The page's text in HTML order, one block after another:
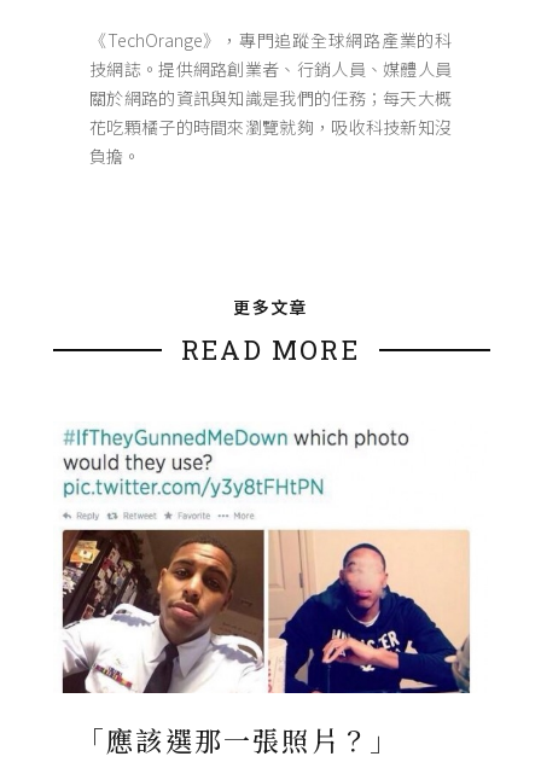
《TechOrange》，專門追蹤全球網路產業的科
技網誌。提供網路創業者、行銷人員、媒體人員
關於網路的資訊與知識是我們的任務；每天大概
花吃顆橘子的時間來瀏覽就夠，吸收科技新知沒
負擔。
更多文章
READ MORE
「應該選那一張照片？」